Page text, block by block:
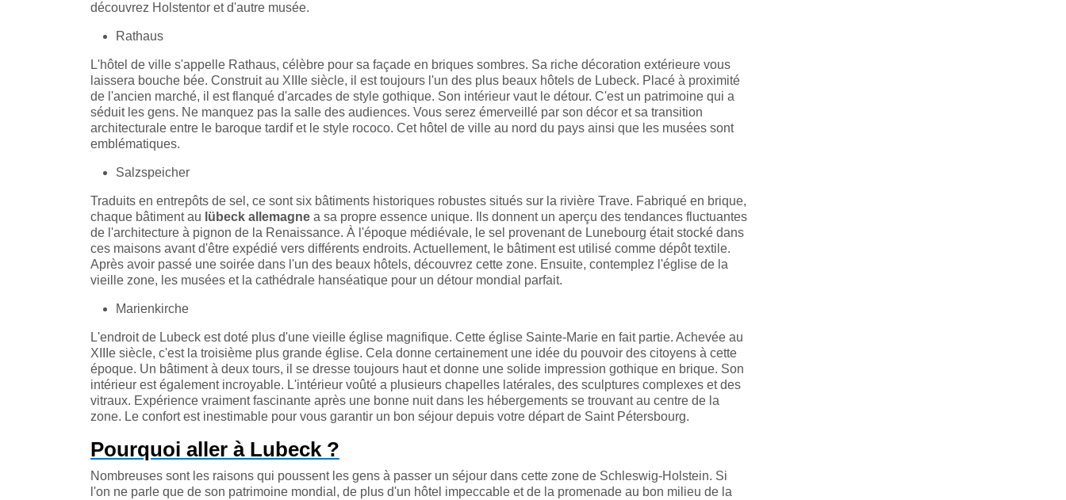
découvrez Holstentor et d'autre musée.
Rathaus
L'hôtel de ville s'appelle Rathaus, célèbre pour sa façade en briques sombres. Sa riche décoration extérieure vous
laissera bouche bée. Construit au XIIIe siècle, il est toujours l'un des plus beaux hôtels de Lubeck. Placé à proximité
de l'ancien marché, il est flanqué d'arcades de style gothique. Son intérieur vaut le détour. C'est un patrimoine qui a
séduit les gens. Ne manquez pas la salle des audiences. Vous serez émerveillé par son décor et sa transition
architecturale entre le baroque tardif et le style rococo. Cet hôtel de ville au nord du pays ainsi que les musées sont
emblématiques.
Salzspeicher
Traduits en entrepôts de sel, ce sont six bâtiments historiques robustes situés sur la rivière Trave. Fabriqué en brique,
chaque bâtiment au lübeck allemagne a sa propre essence unique. Ils donnent un aperçu des tendances fluctuantes
de l'architecture à pignon de la Renaissance. À l'époque médiévale, le sel provenant de Lunebourg était stocké dans
ces maisons avant d'être expédié vers différents endroits. Actuellement, le bâtiment est utilisé comme dépôt textile.
Après avoir passé une soirée dans l'un des beaux hôtels, découvrez cette zone. Ensuite, contemplez l'église de la
vieille zone, les musées et la cathédrale hanséatique pour un détour mondial parfait.
Marienkirche
L'endroit de Lubeck est doté plus d'une vieille église magnifique. Cette église Sainte-Marie en fait partie. Achevée au
XIIIe siècle, c'est la troisième plus grande église. Cela donne certainement une idée du pouvoir des citoyens à cette
époque. Un bâtiment à deux tours, il se dresse toujours haut et donne une solide impression gothique en brique. Son
intérieur est également incroyable. L'intérieur voûté a plusieurs chapelles latérales, des sculptures complexes et des
vitraux. Expérience vraiment fascinante après une bonne nuit dans les hébergements se trouvant au centre de la
zone. Le confort est inestimable pour vous garantir un bon séjour depuis votre départ de Saint Pétersbourg.
Pourquoi aller à Lubeck ?
Nombreuses sont les raisons qui poussent les gens à passer un séjour dans cette zone de Schleswig-Holstein. Si
l'on ne parle que de son patrimoine mondial, de plus d'un hôtel impeccable et de la promenade au bon milieu de la